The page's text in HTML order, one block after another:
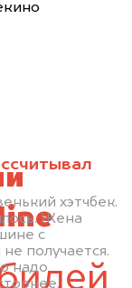
хэтчбек.
Жена
с
получается.
надо